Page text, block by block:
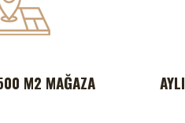
M2 MAĞAZA